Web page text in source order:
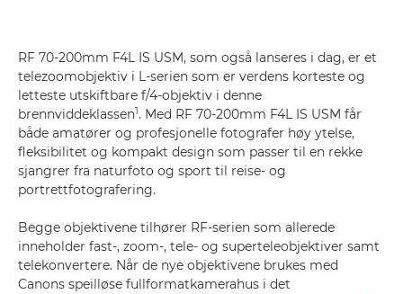
RF 70-200mm F4L IS USM, som også lanseres i dag, er et
telezoomobjektiv i L-serien som er verdens korteste og
letteste utskiftbare f/4-objektiv i denne
brennviddeklassen1. Med RF 70-200mm F4L IS USM får
både amatører og profesjonelle fotografer høy ytelse,
fleksibilitet og kompakt design som passer til en rekke
sjangrer fra naturfoto og sport til reise- og
portrettfotografering.
Begge objektivene tilhører RF-serien som allerede
inneholder fast-, zoom-, tele- og superteleobjektiver samt
telekonvertere. Når de nye objektivene brukes med
Canons speilløse fullformatkamerahus i det